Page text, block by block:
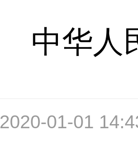
中华人
2020-01-01